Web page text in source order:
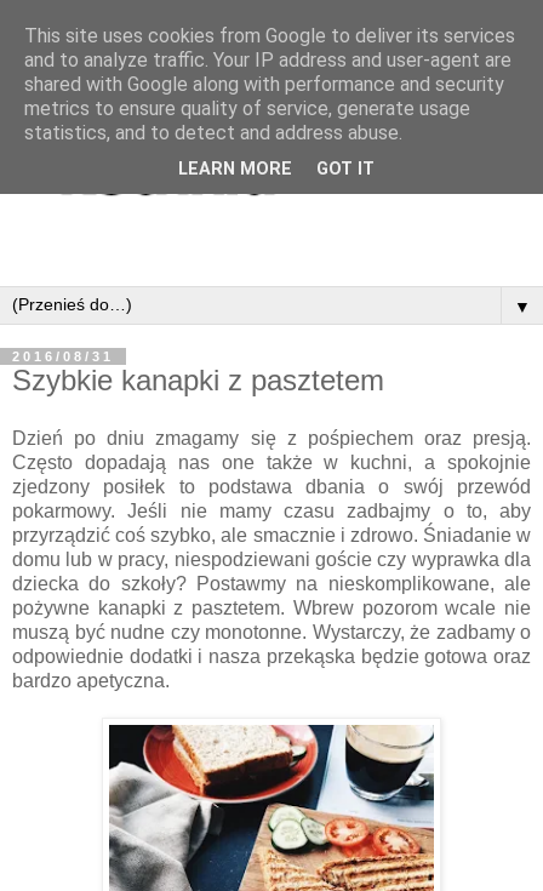
▼
2016/08/31
Szybkie kanapki z pasztetem
Dzień po dniu zmagamy się z pośpiechem oraz presją.
Często dopadają nas one także w kuchni, a spokojnie
zjedzony posiłek to podstawa dbania o swój przewód
pokarmowy. Jeśli nie mamy czasu zadbajmy o to, aby
przyrządzić coś szybko, ale smacznie i zdrowo. Śniadanie w
domu lub w pracy, niespodziewani goście czy wyprawka dla
dziecka do szkoły? Postawmy na nieskomplikowane, ale
pożywne kanapki z pasztetem. Wbrew pozorom wcale nie
muszą być nudne czy monotonne. Wystarczy, że zadbamy o
odpowiednie dodatki i nasza przekąska będzie gotowa oraz
bardzo apetyczna.
This site uses cookies from Google to deliver its services
and to analyze traffic. Your IP address and user-agent are
shared with Google along with performance and security
metrics to ensure quality of service, generate usage
statistics, and to detect and address abuse.
LEARN MORE GOT IT